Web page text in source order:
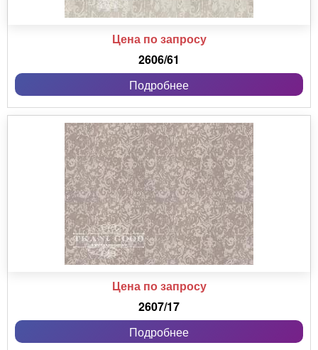
Цена по запросу
2606/61
Подробнее
Цена по запросу
2607/17
Подробнее